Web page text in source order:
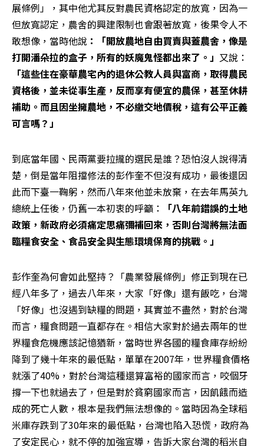
展條例」，其中他尤其反對農民資格認定的放寬，因為一
但放寬認定，農舍的興建限制也會跟著放寬，後果令人不
敢想像，當時他說 ：「開放農地自由買賣與蓋農舍，像是
打開潘朵拉的盒子，所有的妖魔鬼怪都出來了。」 又說：
「這些住在豪華農宅內的退休公教人員與富商，取得農民
資格後，並未從事生產，反而享有便宜的農保，甚至休耕
補助。而且因坐擁農地，不必繳交地價稅，這有公平正義
可言嗎？」
到底當年國、民兩黨要拉攏的選民是誰？恐怕沒人說得清
楚，倒是當年阻擋修法的彭作奎不但沒有成功，最後還因
此而下臺一鞠躬，然而八年來他並未放棄，在去年馬英九
總統上任後，仍舊一本初衷的呼籲：
「八年前錯誤的土地
政策，新政府必須痛定思痛彌補回來，否則台灣將無法面
臨糧食安全、食品安全與生態環境保育的挑戰。」
彭作奎為何會如此堅持？「農業發展條例」修正到現在已
經八年多了，過去八年來，大家「好像」還有飯吃，台灣
「好像」也沒遇到缺糧的問題，其實並不盡然，對於台灣
而言，糧食問題一直都存在。相信大家對於過去兩年的世
界糧食危機應該記憶猶新，當時世界各國的糧食庫存紛紛
降到了幾十年來的最低點，單單在2007年，世界糧食價格
就漲了40%，對於台灣這種還算富裕的國家而言，咬個牙
撐一下也就過去了，但是對於貧窮國家而言，因飢餓而造
成的死亡人數，根本是我們無法想像的。當時因為全球稻
米庫存跌到了30年來的最低點，台灣也陷入恐慌，政府為
了安定民心，就不停的加強宣導，告訴大家台灣的稻米自